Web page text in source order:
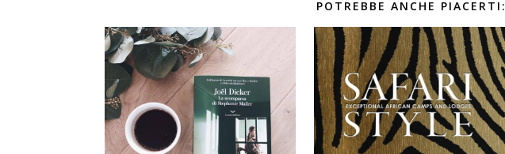
POTREBBE ANCHE PIACERTI: